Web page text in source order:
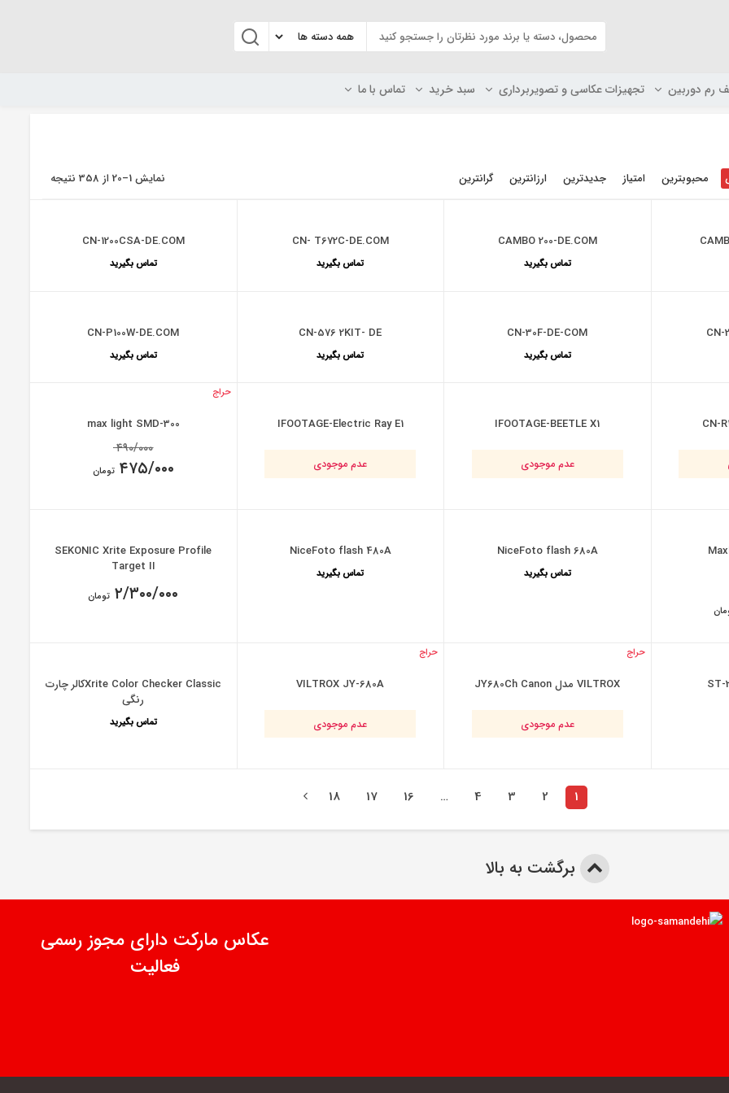
رم دوربین تجهیزات عکاسی و تصویربرداری سبد خرید تماس با ما
نمایش 1–20 از 358 نتیجه محبوبترین امتیاز جدیدترین ارزانترین گرانترین
CAMBO 200-DE.COM
تماس بگیرید
CN- T672C-DE.COM
تماس بگیرید
CN-1200CSA-DE.COM
تماس بگیرید
CN-
CN-30F-DE-COM
تماس بگیرید
CN-576 2KIT- DE
تماس بگیرید
CN-P100W-DE.COM
تماس بگیرید
CN-
IFOOTAGE-BEETLE X1
عدم موجودی
IFOOTAGE-Electric Ray E1
عدم موجودی
حراج
max light SMD-300
۴۹۰/۰۰۰Original
was: ۴۷۵/۰۰۰ تومان
NiceFoto flash 680A
تماس بگیرید
NiceFoto flash 480A
تماس بگیرید
SEKONIC Xrite Exposure Profile
Target II
۲/۳۰۰/۰۰۰ تومان
ST-
حراج
VILTROX مدل JY680Ch Canon
عدم موجودی
حراج
VILTROX JY-680A
عدم موجودی
Xrite Color Checker Classicکالر چارت
رنگی
تماس بگیرید
1
2
3
4
…
16
17
18
برگشت به بالا
عکاس مارکت دارای مجوز رسمی
فعالیت